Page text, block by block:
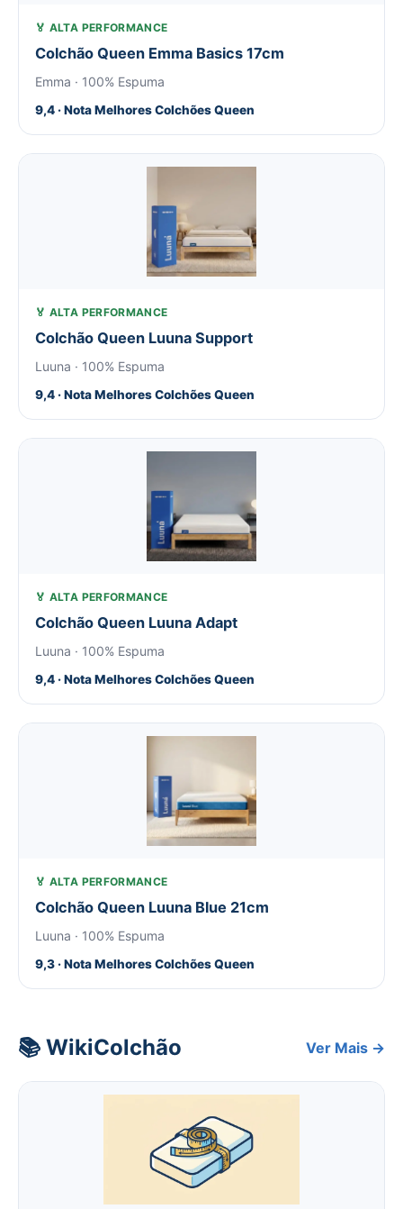
🏅 ALTA PERFORMANCE
Colchão Queen Emma Basics 17cm
Emma · 100% Espuma
9,4 · Nota Melhores Colchões Queen
🏅 ALTA PERFORMANCE
Colchão Queen Luuna Support
Luuna · 100% Espuma
9,4 · Nota Melhores Colchões Queen
🏅 ALTA PERFORMANCE
Colchão Queen Luuna Adapt
Luuna · 100% Espuma
9,4 · Nota Melhores Colchões Queen
🏅 ALTA PERFORMANCE
Colchão Queen Luuna Blue 21cm
Luuna · 100% Espuma
9,3 · Nota Melhores Colchões Queen
📚 WikiColchão Ver Mais →